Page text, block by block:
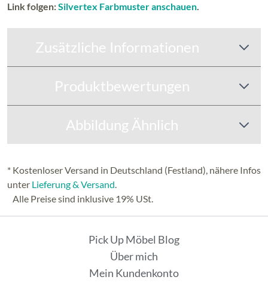
Link folgen:Silvertex Farbmuster anschauen.
Zusätzliche Informationen
Produktbewertungen
Abbildung Ähnlich
* Kostenloser Versand in Deutschland (Festland), nähere Infos
unter Lieferung & Versand.
Alle Preise sind inklusive 19% USt.
Pick Up Möbel Blog
Über mich
Mein Kundenkonto